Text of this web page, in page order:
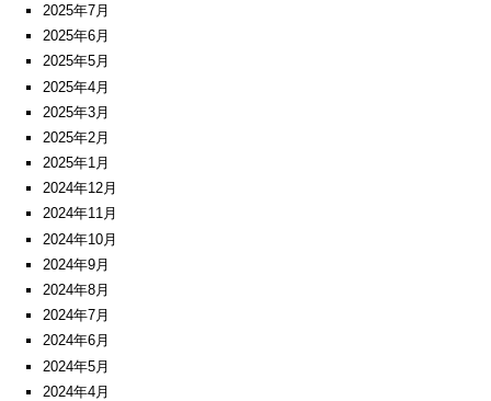
2025年7月
2025年6月
2025年5月
2025年4月
2025年3月
2025年2月
2025年1月
2024年12月
2024年11月
2024年10月
2024年9月
2024年8月
2024年7月
2024年6月
2024年5月
2024年4月